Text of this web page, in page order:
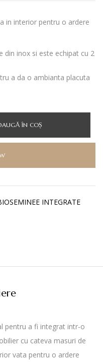
in interior pentru o ardere
din inox si este echipat cu 2
a da o ambianta placuta
ÎN COȘ
INTEGRATE
pentru a fi integrat intr-o
cu cateva masuri de
vata pentru o ardere